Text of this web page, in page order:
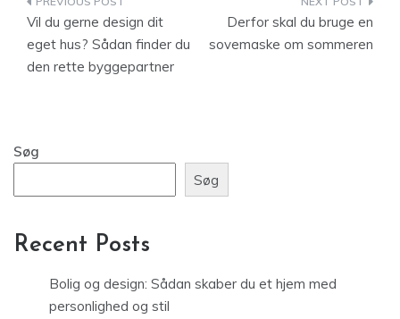
Indlægsnavigation
Vil du gerne design dit
eget hus? Sådan finder du
den rette byggepartner
Derfor skal du bruge en
sovemaske om sommeren
Søg
Søg
Recent Posts
Bolig og design: Sådan skaber du et hjem med
personlighed og stil